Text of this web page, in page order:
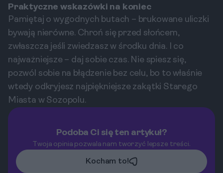
Praktyczne wskazówki na koniec
Pamiętaj o wygodnych butach – brukowane uliczki
bywają nierówne. Chroń się przed słońcem,
zwłaszcza jeśli zwiedzasz w środku dnia. I co
najważniejsze – daj sobie czas. Nie spiesz się,
pozwól sobie na błądzenie bez celu, bo to właśnie
wtedy odkryjesz najpiękniejsze zakątki Starego
Miasta w Sozopolu.
Podoba Ci się ten artykuł?
Twoja opinia pozwala nam tworzyć lepsze treści.
Kocham to!